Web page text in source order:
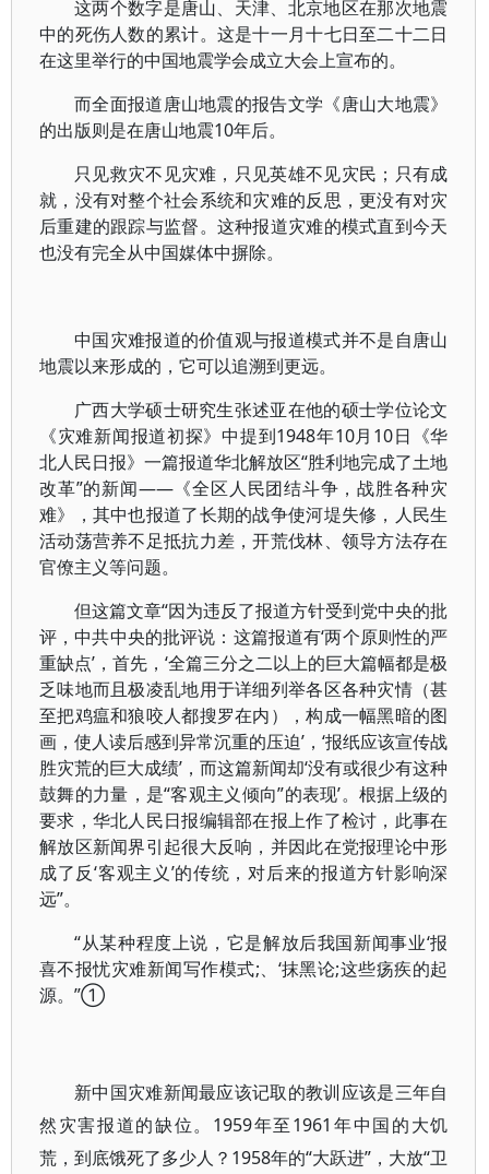
这两个数字是唐山、天津、北京地区在那次地震
中的死伤人数的累计。这是十一月十七日至二十二日
在这里举行的中国地震学会成立大会上宣布的。
而全面报道唐山地震的报告文学《唐山大地震》
的出版则是在唐山地震10年后。
只见救灾不见灾难，只见英雄不见灾民；只有成
就，没有对整个社会系统和灾难的反思，更没有对灾
后重建的跟踪与监督。这种报道灾难的模式直到今天
也没有完全从中国媒体中摒除。
中国灾难报道的价值观与报道模式并不是自唐山
地震以来形成的，它可以追溯到更远。
广西大学硕士研究生张述亚在他的硕士学位论文
《灾难新闻报道初探》中提到1948年10月10日《华
北人民日报》一篇报道华北解放区“胜利地完成了土地
改革”的新闻——《全区人民团结斗争，战胜各种灾
难》，其中也报道了长期的战争使河堤失修，人民生
活动荡营养不足抵抗力差，开荒伐林、领导方法存在
官僚主义等问题。
但这篇文章“因为违反了报道方针受到党中央的批
评，中共中央的批评说：这篇报道有‘两个原则性的严
重缺点’，首先，‘全篇三分之二以上的巨大篇幅都是极
乏味地而且极凌乱地用于详细列举各区各种灾情（甚
至把鸡瘟和狼咬人都搜罗在内），构成一幅黑暗的图
画，使人读后感到异常沉重的压迫’，‘报纸应该宣传战
胜灾荒的巨大成绩’，而这篇新闻却‘没有或很少有这种
鼓舞的力量，是“客观主义倾向”的表现’。根据上级的
要求，华北人民日报编辑部在报上作了检讨，此事在
解放区新闻界引起很大反响，并因此在党报理论中形
成了反‘客观主义’的传统，对后来的报道方针影响深
远”。
“从某种程度上说，它是解放后我国新闻事业‘报
喜不报忧灾难新闻写作模式;、‘抹黑论;这些疡疾的起
源。”①
新中国灾难新闻最应该记取的教训应该是三年自
然灾害报道的缺位。1959年至1961年中国的大饥
荒，到底饿死了多少人？1958年的“大跃进”，大放“卫